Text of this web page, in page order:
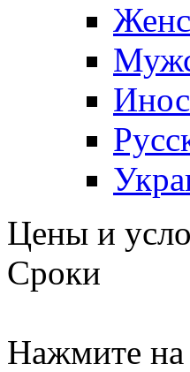
Цены и
Сроки
Нажмите на